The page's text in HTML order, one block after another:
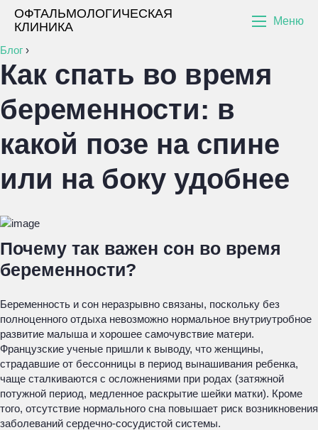
ОФТАЛЬМОЛОГИЧЕСКАЯ
КЛИНИКА
Меню
Блог ›
Как спать во время
беременности: в
какой позе на спине
или на боку удобнее
Почему так важен сон во время
беременности?
Беременность и сон неразрывно связаны, поскольку без
полноценного отдыха невозможно нормальное внутриутробное
развитие малыша и хорошее самочувствие матери.
Французские ученые пришли к выводу, что женщины,
страдавшие от бессонницы в период вынашивания ребенка,
чаще сталкиваются с осложнениями при родах (затяжной
потужной период, медленное раскрытие шейки матки). Кроме
того, отсутствие нормального сна повышает риск возникновения
заболеваний сердечно-сосудистой системы.